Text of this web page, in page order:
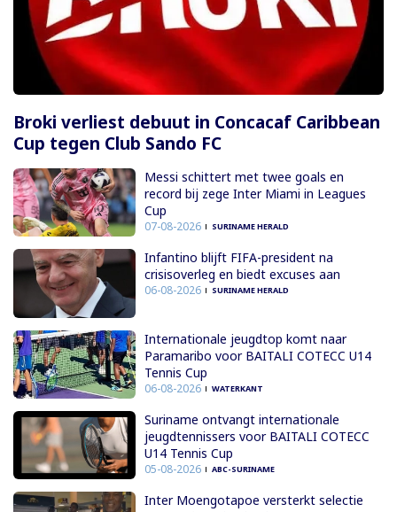
Broki verliest debuut in Concacaf Caribbean
Cup tegen Club Sando FC
Messi schittert met twee goals en
record bij zege Inter Miami in Leagues
Cup
07-08-2026 SURINAME HERALD
Infantino blijft FIFA-president na
crisisoverleg en biedt excuses aan
06-08-2026 SURINAME HERALD
Internationale jeugdtop komt naar
Paramaribo voor BAITALI COTECC U14
Tennis Cup
06-08-2026 WATERKANT
Suriname ontvangt internationale
jeugdtennissers voor BAITALI COTECC
U14 Tennis Cup
05-08-2026 ABC-SURINAME
Inter Moengotapoe versterkt selectie